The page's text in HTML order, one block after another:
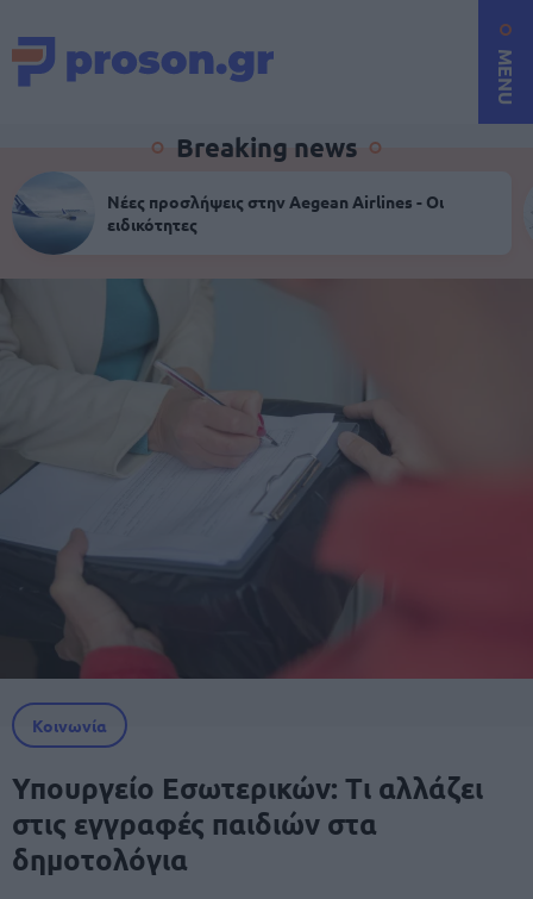
MENU
Breaking news
Νέες προσλήψεις στην Aegean Airlines - Οι
ειδικότητες
Κοινωνία
Υπουργείο Εσωτερικών: Τι αλλάζει
στις εγγραφές παιδιών στα
δημοτολόγια